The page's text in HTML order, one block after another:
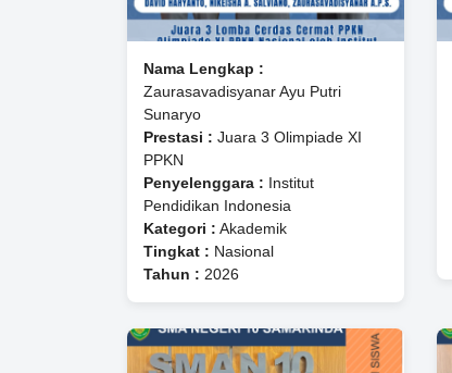
Nama Lengkap :
Zaurasavadisyanar Ayu Putri
Sunaryo
Prestasi : Juara 3 Olimpiade XI
PPKN
Penyelenggara : Institut
Pendidikan Indonesia
Kategori : Akademik
Tingkat : Nasional
Tahun : 2026